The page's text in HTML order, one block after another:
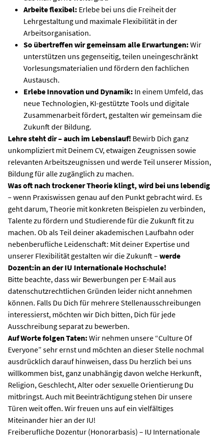
Arbeite flexibel: Erlebe bei uns die Freiheit der
Lehrgestaltung und maximale Flexibilität in der
Arbeitsorganisation.
So übertreffen wir gemeinsam alle Erwartungen: Wir
unterstützen uns gegenseitig, teilen uneingeschränkt
Vorlesungsmaterialien und fördern den fachlichen
Austausch.
Erlebe Innovation und Dynamik: In einem Umfeld, das
neue Technologien, KI-gestützte Tools und digitale
Zusammenarbeit fördert, gestalten wir gemeinsam die
Zukunft der Bildung.
Lehre steht dir – auch im Lebenslauf! Bewirb Dich ganz
unkompliziert mit Deinem CV, etwaigen Zeugnissen sowie
relevanten Arbeitszeugnissen und werde Teil unserer Mission,
Bildung für alle zugänglich zu machen.
Was oft nach trockener Theorie klingt, wird bei uns lebendig
– wenn Praxiswissen genau auf den Punkt gebracht wird. Es
geht darum, Theorie mit konkreten Beispielen zu verbinden,
Talente zu fördern und Studierende für die Zukunft fit zu
machen. Ob als Teil deiner akademischen Laufbahn oder
nebenberufliche Leidenschaft: Mit deiner Expertise und
unserer Flexibilität gestalten wir die Zukunft – werde
Dozent:in an der IU Internationale Hochschule!
Bitte beachte, dass wir Bewerbungen per E-Mail aus
datenschutzrechtlichen Gründen leider nicht annehmen
können. Falls Du Dich für mehrere Stellenausschreibungen
interessierst, möchten wir Dich bitten, Dich für jede
Ausschreibung separat zu bewerben.
Auf Worte folgen Taten: Wir nehmen unsere “Culture Of
Everyone” sehr ernst und möchten an dieser Stelle nochmal
ausdrücklich darauf hinweisen, dass Du herzlich bei uns
willkommen bist, ganz unabhängig davon welche Herkunft,
Religion, Geschlecht, Alter oder sexuelle Orientierung Du
mitbringst. Auch mit Beeinträchtigung stehen Dir unsere
Türen weit offen. Wir freuen uns auf ein vielfältiges
Miteinander hier an der IU!
Freiberufliche Dozentur (Honorarbasis) – IU Internationale